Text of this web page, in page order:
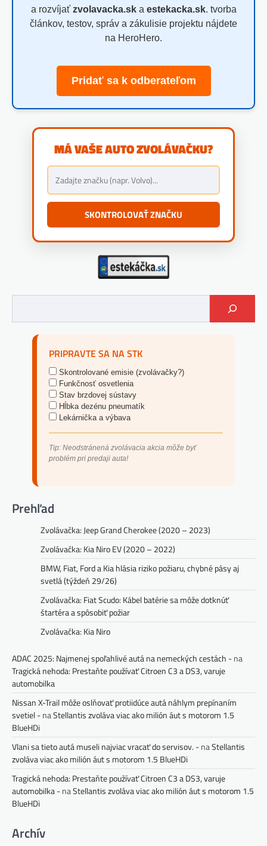
a rozvíjať zvolavacka.ska estekacka.sk. tvorba
článkov, testov, správ a zákulisie projektu nájdete
na HeroHero.
Pridať sa k odberateľom
MÁ VAŠE AUTO ZVOLÁVAČKU?
SKONTROLOVAŤ ZNAČKU
PRIPRAVTE SA NA STK
Skontrolované emisie (zvolávačky?)
Funkčnosť osvetlenia
Stav brzdovej sústavy
Hĺbka dezénu pneumatík
Lekárnička a výbava
Tip: Neodstránená zvolávacia akcia môže byť
problém pri predaji auta!
Prehľad
Zvolávačka: Jeep Grand Cherokee (2020 – 2023)
Zvolávačka: Kia Niro EV (2020 – 2022)
BMW, Fiat, Ford a Kia hlásia riziko požiaru, chybné pásy aj
svetlá (týždeň 29/26)
Zvolávačka: Fiat Scudo: Kábel batérie sa môže dotknúť
štartéra a spôsobiť požiar
Zvolávačka: Kia Niro
ADAC 2025: Najmenej spoľahlivé autá na nemeckých cestách -na
Tragická nehoda: Prestaňte používať Citroen C3 a DS3, varuje
automobilka
Nissan X-Trail môže oslňovať protiidúce autá náhlym prepínaním
svetiel -naStellantis zvoláva viac ako milión áut s motorom 1.5
BlueHDi
Vlani sa tieto autá museli najviac vracať do servisov. -naStellantis
zvoláva viac ako milión áut s motorom 1.5 BlueHDi
Tragická nehoda: Prestaňte používať Citroen C3 a DS3, varuje
automobilka -naStellantis zvoláva viac ako milión áut s motorom 1.5
BlueHDi
Archív